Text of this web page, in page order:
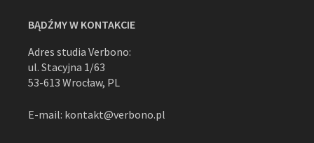
BĄDŹMY W KONTAKCIE
Adres studia Verbono:
ul. Stacyjna 1/63
53-613 Wrocław, PL
E-mail: kontakt@verbono.pl